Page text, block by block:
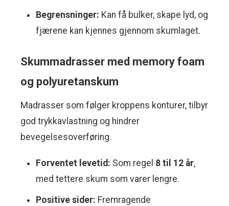
Begrensninger: Kan få bulker, skape lyd, og
fjærene kan kjennes gjennom skumlaget.
Skummadrasser med memory foam
og polyuretanskum
Madrasser som følger kroppens konturer, tilbyr
god trykkavlastning og hindrer
bevegelsesoverføring.
Forventet levetid: Som regel 8 til 12 år,
med tettere skum som varer lengre.
Positive sider: Fremragende